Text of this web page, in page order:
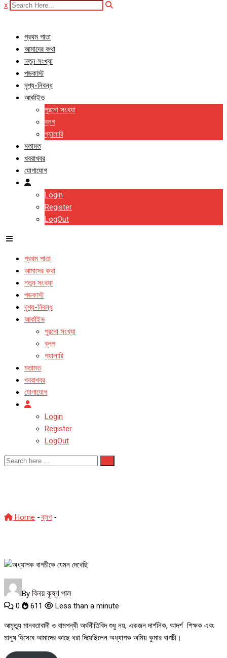
x
প্রথম পাতা
আমাদের কথা
নতুন সংখ্যা
পডকাস্ট
দৃশ্য-নিবন্ধ
আর্কাইভ
পুরনো সংখ্যা
ব্লগ
গ্যালারি
মতামত
খবরাখবর
যোগাযোগ
Login
Register
LogOut
প্রথম পাতা
আমাদের কথা
নতুন সংখ্যা
পডকাস্ট
দৃশ্য-নিবন্ধ
আর্কাইভ
পুরনো সংখ্যা
ব্লগ
গ্যালারি
মতামত
খবরাখবর
যোগাযোগ
Login
Register
LogOut
Home -ব্লগ -
By বিনয় কৃষ্ণ পাল
0 611 Less than a minute
আমৃত্যু মানবতাবাদী ও বামপন্থী অর্থনীতিবিদ শুধু নয়, একজন দার্শনিক, আদর্শ শিক্ষক এবং
মানুষ হিসেবে আমাদের কাছে ধরা দিয়েছিলেন অধ্যাপক অমিয় কুমার বাগচী।